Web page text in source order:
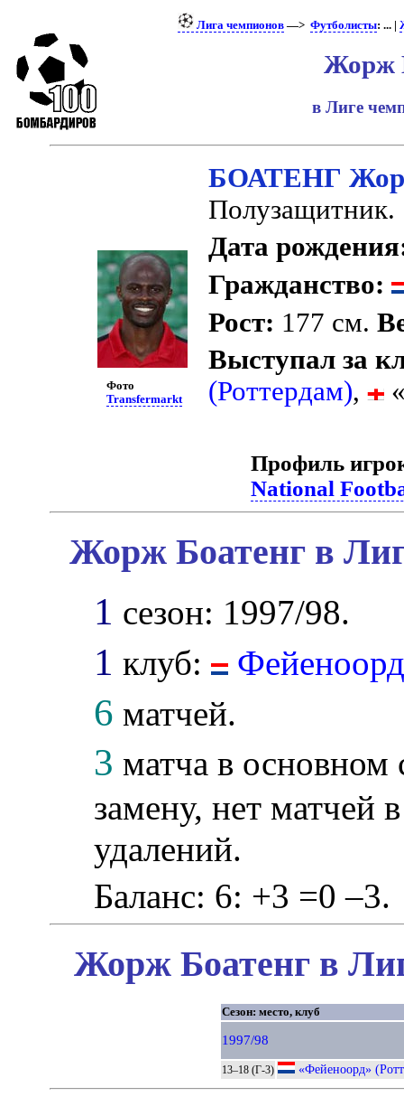
Лига чемпионов —>Футболисты: ... |
Жорж
в Лиге
Фото
Transfermarkt
БОАТЕНГ
Полузащитник.
Дата
Гражданство:
Рост: 177 см.
Выступал за
(Роттердам),
Профиль
National
Жорж Боатенг в
1 сезон: 1997/98.
1 клуб:
6 матчей.
3 матча в основном
замену, нет матчей
удалений.
Баланс: 6: +3 =0 –3.
Жорж Боатенг в
Сезон: место, клуб
1997/98
13–18 (Г-3) «Фейеноорд»